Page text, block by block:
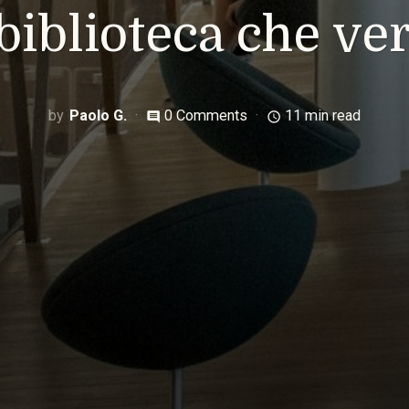
che
Paolo G. comment 0 Comments access_time 11 min read